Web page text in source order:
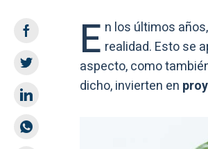
E n los últimos
realidad. Esto se
aspecto, como
dicho, invierten en